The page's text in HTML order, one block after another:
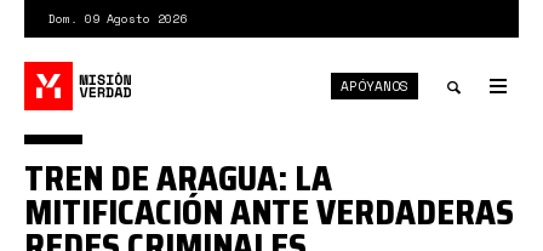
contenido
principal
Dom. 09 Agosto 2026
APÓYANOS
TREN DE ARAGUA: LA
MITIFICACIÓN ANTE VERDADERAS